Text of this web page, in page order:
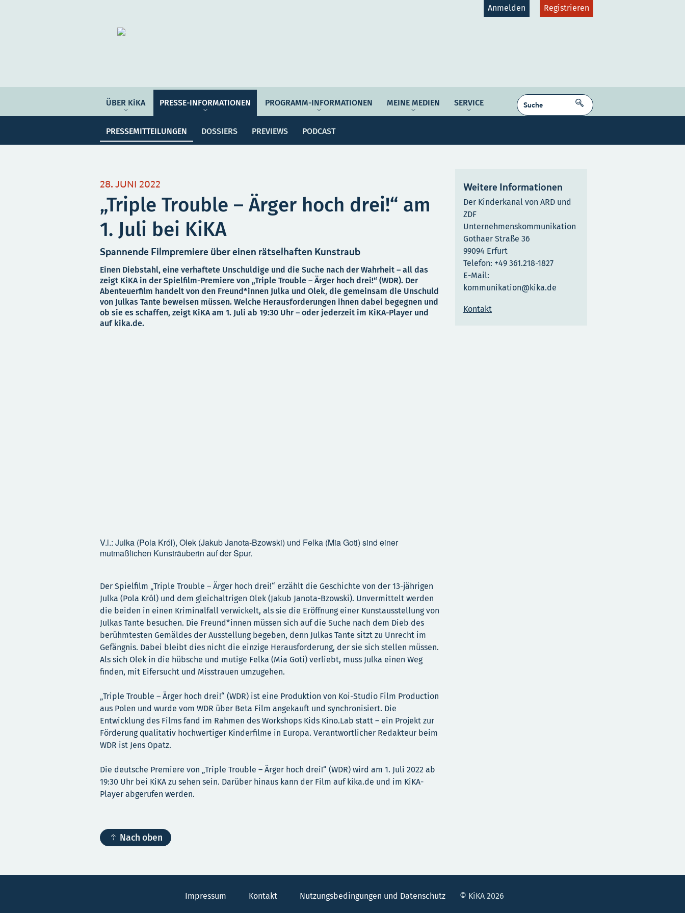
Anmelden Registrieren
ÜBER KiKA PRESSE-INFORMATIONEN
PRESSEMITTEILUNGEN DOSSIERS PREVIEWS PODCAST
PROGRAMM-INFORMATIONEN MEINE MEDIEN SERVICE SUCHEN
Organisation Auftrag & Philosophie Verantwortung Zielgruppen Plattformen
PRESSE-INFORMATIONEN
Pressemitteilungen Dossiers Previews Podcast
PROGRAMM-INFORMATIONEN
Programmwoche Änderungsmeldungen
28. JUNI 2022
„Triple Trouble – Ärger hoch drei!“ am
1. Juli bei KiKA
Spannende Filmpremiere über einen rätselhaften Kunstraub
Einen Diebstahl, eine verhaftete Unschuldige und die Suche nach der Wahrheit – all das
zeigt KiKA in der Spielfilm-Premiere von „Triple Trouble – Ärger hoch drei!“ (WDR). Der
Abenteuerfilm handelt von den Freund*innen Julka und Olek, die gemeinsam die Unschuld
von Julkas Tante beweisen müssen. Welche Herausforderungen ihnen dabei begegnen und
ob sie es schaffen, zeigt KiKA am 1. Juli ab 19:30 Uhr – oder jederzeit im KiKA-Player und
auf kika.de.
V.l.: Julka (Pola Król), Olek (Jakub Janota-Bzowski) und Felka (Mia Goti) sind einer
mutmaßlichen Kunsträuberin auf der Spur.
Der Spielfilm „Triple Trouble – Ärger hoch drei!“ erzählt die Geschichte von der 13-jährigen
Julka (Pola Król) und dem gleichaltrigen Olek (Jakub Janota-Bzowski). Unvermittelt werden
die beiden in einen Kriminalfall verwickelt, als sie die Eröffnung einer Kunstausstellung von
Julkas Tante besuchen. Die Freund*innen müssen sich auf die Suche nach dem Dieb des
berühmtesten Gemäldes der Ausstellung begeben, denn Julkas Tante sitzt zu Unrecht im
Gefängnis. Dabei bleibt dies nicht die einzige Herausforderung, der sie sich stellen müssen.
Als sich Olek in die hübsche und mutige Felka (Mia Goti) verliebt, muss Julka einen Weg
finden, mit Eifersucht und Misstrauen umzugehen.
„Triple Trouble – Ärger hoch drei!“ (WDR) ist eine Produktion von Koi-Studio Film Production
aus Polen und wurde vom WDR über Beta Film angekauft und synchronisiert. Die
Entwicklung des Films fand im Rahmen des Workshops Kids Kino.Lab statt – ein Projekt zur
Förderung qualitativ hochwertiger Kinderfilme in Europa. Verantwortlicher Redakteur beim
WDR ist Jens Opatz.
Die deutsche Premiere von „Triple Trouble – Ärger hoch drei!“ (WDR) wird am 1. Juli 2022 ab
19:30 Uhr bei KiKA zu sehen sein. Darüber hinaus kann der Film auf kika.de und im KiKA-
Player abgerufen werden.
 Nach oben
Weitere Informationen
Der Kinderkanal von ARD und
ZDF
Unternehmenskommunikation
Gothaer Straße 36
99094 Erfurt
Telefon: +49 361.218-1827
E-Mail:
kommunikation@kika.de
Kontakt
Impressum Kontakt Nutzungsbedingungen und Datenschutz © KiKA 2026